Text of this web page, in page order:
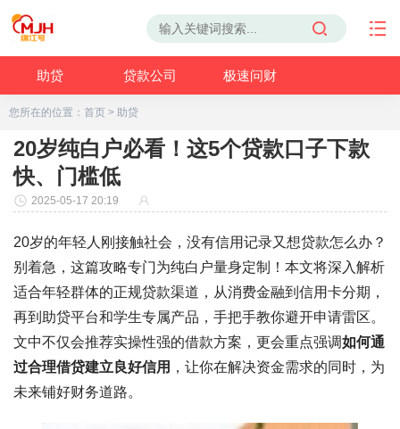
助贷 贷款公司 极速问财
您所在的位置： 首页 > 助贷
20岁纯白户必看！这5个贷款口子下款
快、门槛低
2025-05-17 20:19
20岁的年轻人刚接触社会，没有信用记录又想贷款怎么办？
别着急，这篇攻略专门为纯白户量身定制！本文将深入解析
适合年轻群体的正规贷款渠道，从消费金融到信用卡分期，
再到助贷平台和学生专属产品，手把手教你避开申请雷区。
文中不仅会推荐实操性强的借款方案，更会重点强调如何通
过合理借贷建立良好信用 ，让你在解决资金需求的同时，为
未来铺好财务道路。